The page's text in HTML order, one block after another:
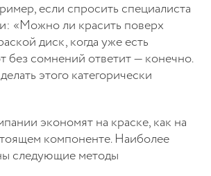
если спросить специалиста
«Можно ли красить поверх
диск, когда уже есть
без сомнений ответит — конечно.
этого категорически
экономят на краске, как на
компоненте. Наиболее
следующие методы